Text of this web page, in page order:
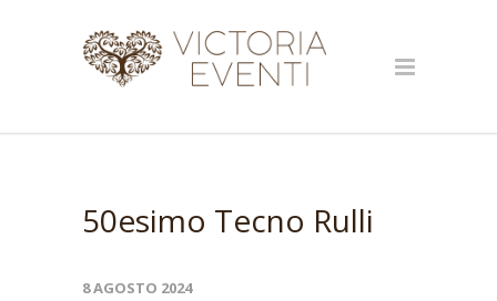
50esimo Tecno Rulli
8 AGOSTO 2024